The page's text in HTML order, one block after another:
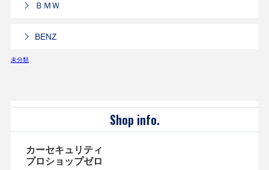
ＢＭＷ
BENZ
未分類
Shop info.
カーセキュリティ
プロショップゼロ